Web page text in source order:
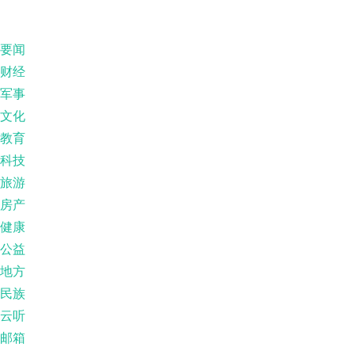
要闻
财经
军事
文化
教育
科技
旅游
房产
健康
公益
地方
民族
云听
邮箱